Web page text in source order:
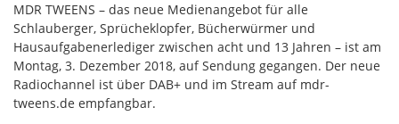
MDR TWEENS – das neue Medienangebot für alle
Schlauberger, Sprücheklopfer, Bücherwürmer und
Hausaufgabenerlediger zwischen acht und 13 Jahren – ist am
Montag, 3. Dezember 2018, auf Sendung gegangen. Der neue
Radiochannel ist über DAB+ und im Stream auf mdr-
tweens.de empfangbar.